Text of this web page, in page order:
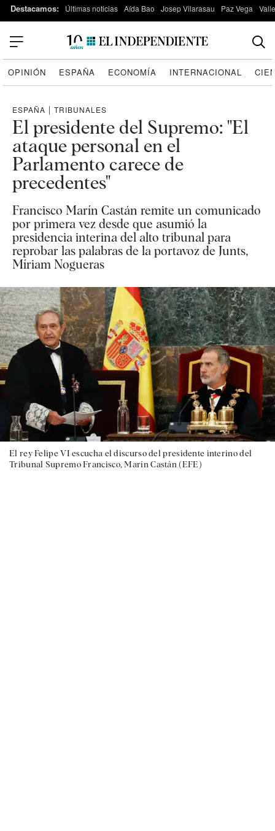
Destacamos: Últimas noticias Aída Bao Josep Vilarasau Paz Vega
OPINIÓN ESPAÑA ECONOMÍA INTERNACIONAL
ESPAÑA | TRIBUNALES
El presidente del Supremo: "El
ataque personal en el
Parlamento carece de
precedentes"
Francisco Marín Castán remite un comunicado
por primera vez desde que asumió la
presidencia interina del alto tribunal para
reprobar las palabras de la portavoz de Junts,
Míriam Nogueras
El rey Felipe VI escucha el discurso del presidente interino del
Tribunal Supremo Francisco, Marín Castán (EFE)